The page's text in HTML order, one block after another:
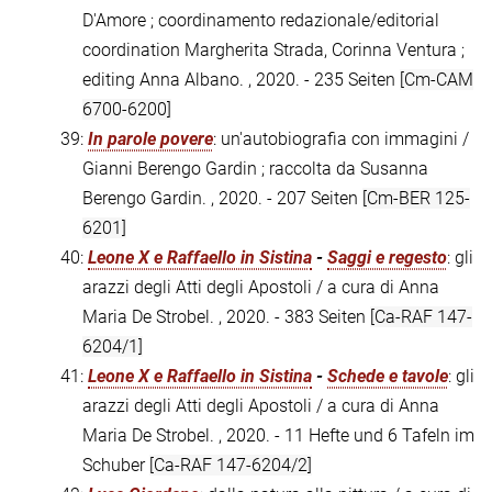
D'Amore ; coordinamento redazionale/editorial
coordination Margherita Strada, Corinna Ventura ;
editing Anna Albano. , 2020. - 235 Seiten [Cm-CAM
6700-6200]
39: In parole povere: un'autobiografia con immagini /
Gianni Berengo Gardin ; raccolta da Susanna
Berengo Gardin. , 2020. - 207 Seiten [Cm-BER 125-
6201]
40: Leone X e Raffaello in Sistina - Saggi e regesto: gli
arazzi degli Atti degli Apostoli / a cura di Anna
Maria De Strobel. , 2020. - 383 Seiten [Ca-RAF 147-
6204/1]
41: Leone X e Raffaello in Sistina - Schede e tavole: gli
arazzi degli Atti degli Apostoli / a cura di Anna
Maria De Strobel. , 2020. - 11 Hefte und 6 Tafeln im
Schuber [Ca-RAF 147-6204/2]